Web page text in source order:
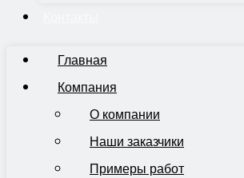
Главная
Компания
О компании
Наши заказчики
Примеры работ